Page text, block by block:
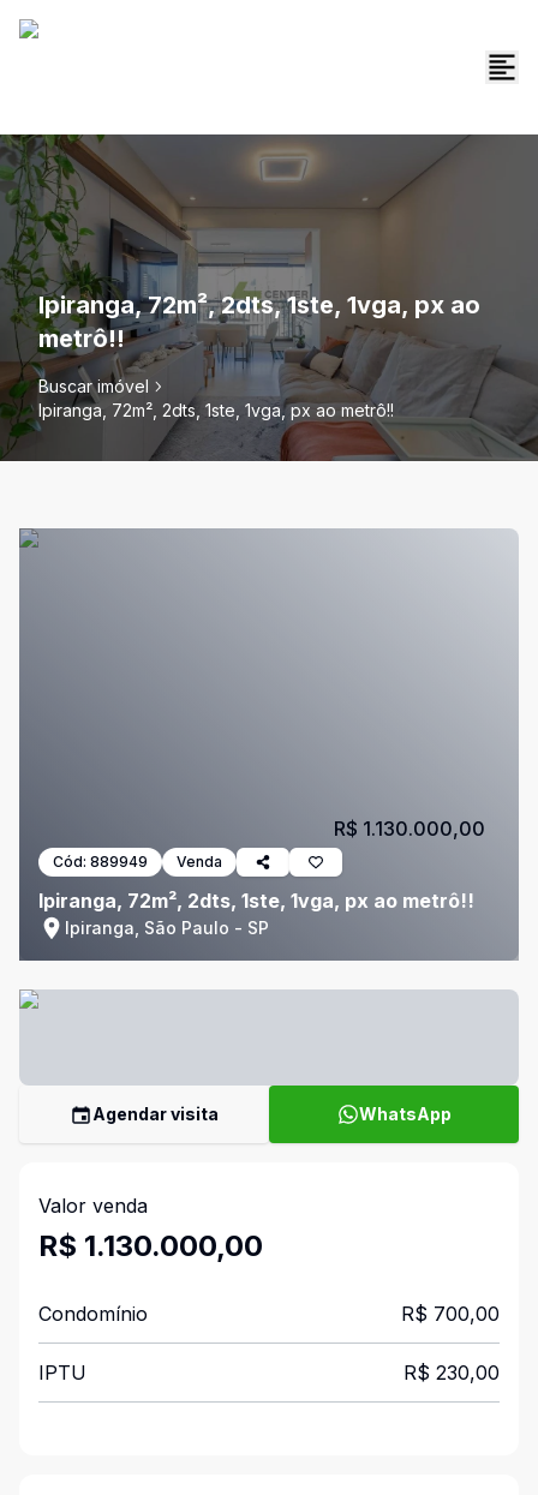
Ipiranga, 72m², 2dts, 1ste, 1vga, px ao
metrô!!
Buscar imóvel
Ipiranga, 72m², 2dts, 1ste, 1vga, px ao metrô!!
Cód: 889949 Venda
Ipiranga, 72m², 2dts, 1ste, 1vga, px ao metrô!!
Ipiranga, São Paulo - SP
R$ 1.130.000,00
Agendar visita WhatsApp
Valor venda
R$ 1.130.000,00
Condomínio R$ 700,00
IPTU R$ 230,00